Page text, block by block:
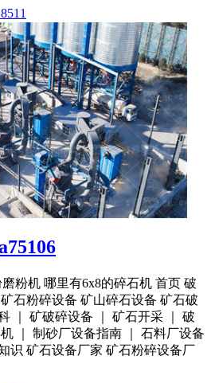
粉机 哪里有6x8的碎石机 首页 破
石粉碎设备 矿山碎石设备 矿石破
｜ 矿破碎设备 ｜ 矿石开采 ｜ 破
｜ 制砂厂设备指南 ｜ 石料厂设备
识 矿石设备厂家 矿石粉碎设备厂